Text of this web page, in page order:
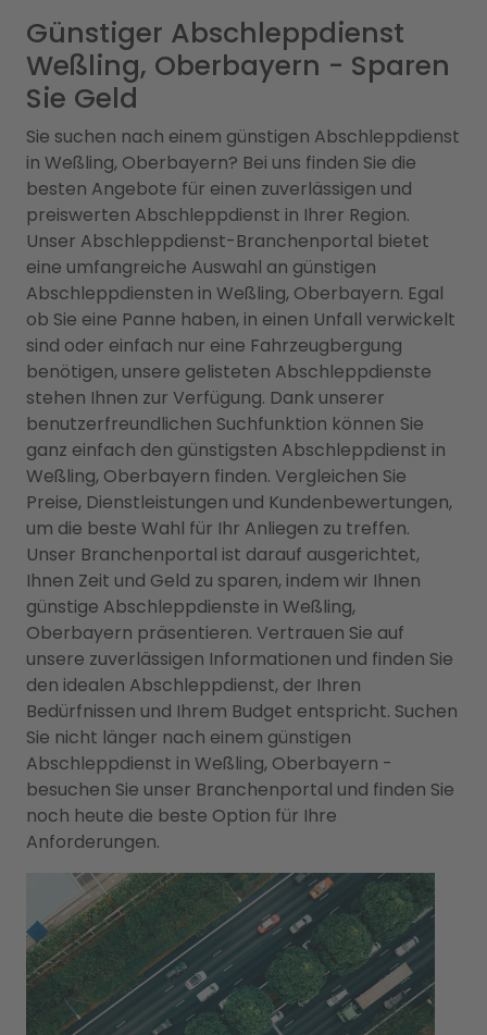
Günstiger Abschleppdienst
Weßling, Oberbayern - Sparen
Sie Geld
Sie suchen nach einem günstigen Abschleppdienst
in Weßling, Oberbayern? Bei uns finden Sie die
besten Angebote für einen zuverlässigen und
preiswerten Abschleppdienst in Ihrer Region.
Unser Abschleppdienst-Branchenportal bietet
eine umfangreiche Auswahl an günstigen
Abschleppdiensten in Weßling, Oberbayern. Egal
ob Sie eine Panne haben, in einen Unfall verwickelt
sind oder einfach nur eine Fahrzeugbergung
benötigen, unsere gelisteten Abschleppdienste
stehen Ihnen zur Verfügung. Dank unserer
benutzerfreundlichen Suchfunktion können Sie
ganz einfach den günstigsten Abschleppdienst in
Weßling, Oberbayern finden. Vergleichen Sie
Preise, Dienstleistungen und Kundenbewertungen,
um die beste Wahl für Ihr Anliegen zu treffen.
Unser Branchenportal ist darauf ausgerichtet,
Ihnen Zeit und Geld zu sparen, indem wir Ihnen
günstige Abschleppdienste in Weßling,
Oberbayern präsentieren. Vertrauen Sie auf
unsere zuverlässigen Informationen und finden Sie
den idealen Abschleppdienst, der Ihren
Bedürfnissen und Ihrem Budget entspricht. Suchen
Sie nicht länger nach einem günstigen
Abschleppdienst in Weßling, Oberbayern -
besuchen Sie unser Branchenportal und finden Sie
noch heute die beste Option für Ihre
Anforderungen.